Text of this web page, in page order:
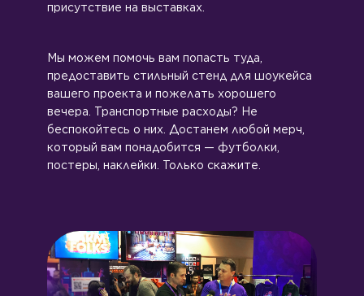
присутствие на выставках.
Мы можем помочь вам попасть туда,
предоставить стильный стенд для шоукейса
вашего проекта и пожелать хорошего
вечера. Транспортные расходы? Не
беспокойтесь о них. Достанем любой мерч,
который вам понадобится — футболки,
постеры, наклейки. Только скажите.